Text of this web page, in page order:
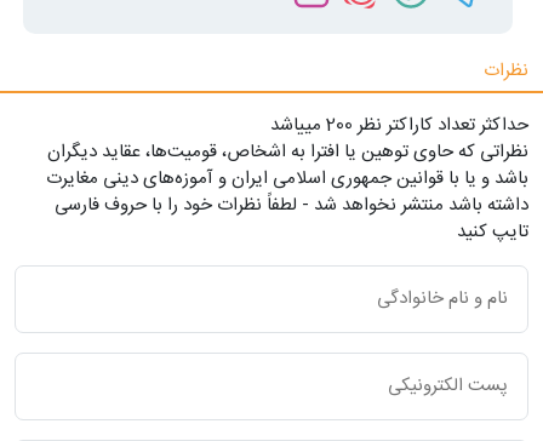
نظرات
حداکثر تعداد کاراکتر نظر 200 ميياشد
نظراتی که حاوی توهین یا افترا به اشخاص، قومیت‌ها، عقاید دیگران
باشد و یا با قوانین جمهوری اسلامی ایران و آموزه‌های دینی مغایرت
داشته باشد منتشر نخواهد شد - لطفاً نظرات خود را با حروف فارسی
تایپ کنید